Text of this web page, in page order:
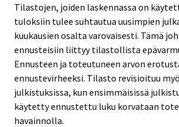
Tilastojen, joiden laskennassa on
tuloksiin tulee suhtautua uusimpien
kuukausien osalta varovaisesti. Tämä
ennusteisiin liittyy tilastollista
Ennusteen ja toteutuneen arvon
ennustevirheeksi. Tilasto revisioituu
julkistuksissa, kun ensimmäisissä
käytetty ennustettu luku korvataan
havainnolla.